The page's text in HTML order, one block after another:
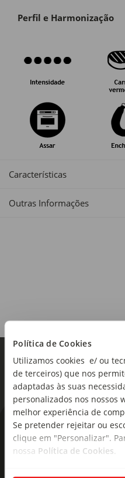
Política de Cookies
Utilizamos cookies e/ ou
de terceiros) que nos
adaptadas às suas
personalizados nos nossos
melhor experiência de
Se pretender rejeitar ou
clique em "Personalizar".
nossa Política de Cookies.
Perfil e Harmonização
Beiras
Castas:
Cerceal, Malvasia Fina
Teor alcoólico:
12%
Tipo de produto:
Características
Outras Informações
As novidades
seu e-mail!